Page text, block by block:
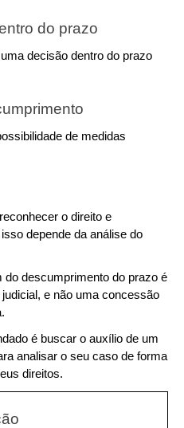
do prazo
decisão dentro do prazo
de medidas
o direito e
depende da análise do
do descumprimento do prazo é
e não uma concessão
analisar o seu caso de forma
direitos.